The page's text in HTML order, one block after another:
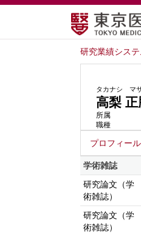
研究業績シス
タカナシ マ
高梨 正
所属
職種
プロフィール
学術雑誌
研究論文（学
術雑誌）
研究論文（学
術雑誌）